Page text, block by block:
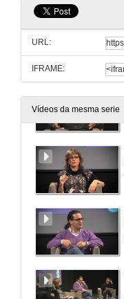
URL:
IFRAME:
Vídeos da mesma serie